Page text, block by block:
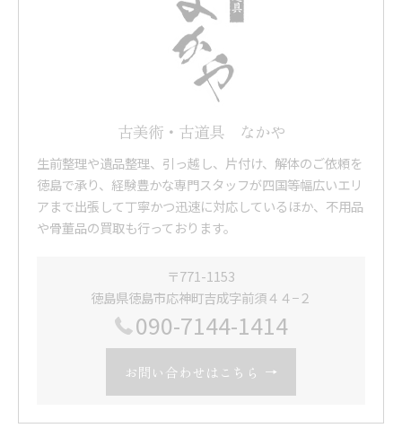
古美術・古道具 なかや
生前整理や遺品整理、引っ越し、片付け、解体のご依頼を
徳島で承り、経験豊かな専門スタッフが四国等幅広いエリ
アまで出張して丁寧かつ迅速に対応しているほか、不用品
や骨董品の買取も行っております。
〒771-1153
徳島県徳島市応神町吉成字前須４４−２
090-7144-1414
お問い合わせはこちら